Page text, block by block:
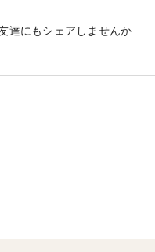
す。
達にもシェアしませんか